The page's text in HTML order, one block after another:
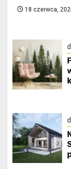
18 czerwca,